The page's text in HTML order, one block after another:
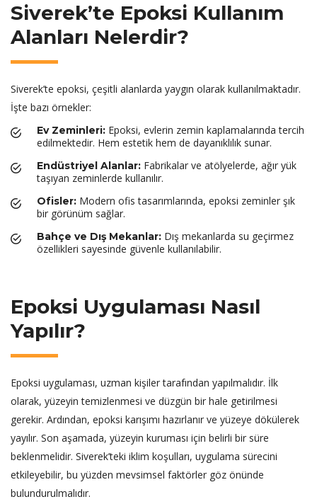
Siverek’te Epoksi Kullanım
Alanları Nelerdir?
Siverek’te epoksi, çeşitli alanlarda yaygın olarak kullanılmaktadır.
İşte bazı örnekler:
Ev Zeminleri: Epoksi, evlerin zemin kaplamalarında tercih
edilmektedir. Hem estetik hem de dayanıklılık sunar.
Endüstriyel Alanlar: Fabrikalar ve atölyelerde, ağır yük
taşıyan zeminlerde kullanılır.
Ofisler: Modern ofis tasarımlarında, epoksi zeminler şık
bir görünüm sağlar.
Bahçe ve Dış Mekanlar: Dış mekanlarda su geçirmez
özellikleri sayesinde güvenle kullanılabilir.
Epoksi Uygulaması Nasıl
Yapılır?
Epoksi uygulaması, uzman kişiler tarafından yapılmalıdır. İlk
olarak, yüzeyin temizlenmesi ve düzgün bir hale getirilmesi
gerekir. Ardından, epoksi karışımı hazırlanır ve yüzeye dökülerek
yayılır. Son aşamada, yüzeyin kuruması için belirli bir süre
beklenmelidir. Siverek’teki iklim koşulları, uygulama sürecini
etkileyebilir, bu yüzden mevsimsel faktörler göz önünde
bulundurulmalıdır.